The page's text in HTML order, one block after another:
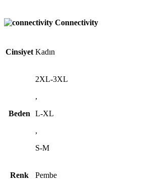
Connectivity
Cinsiyet Kadın
Beden
2XL-3XL
,
L-XL
,
S-M
Renk Pembe